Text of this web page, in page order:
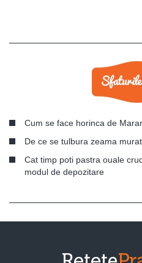
Cum se face horinca de
De ce se tulbura zeama
Cat timp poti pastra ouale
modul de depozitare